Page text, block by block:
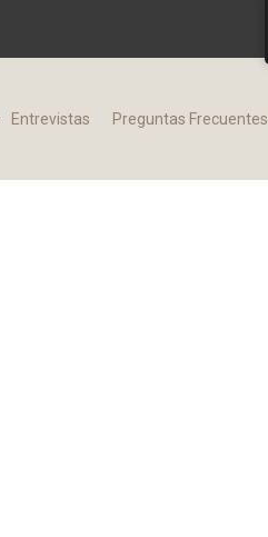
Entrevistas Preguntas Frecuentes​